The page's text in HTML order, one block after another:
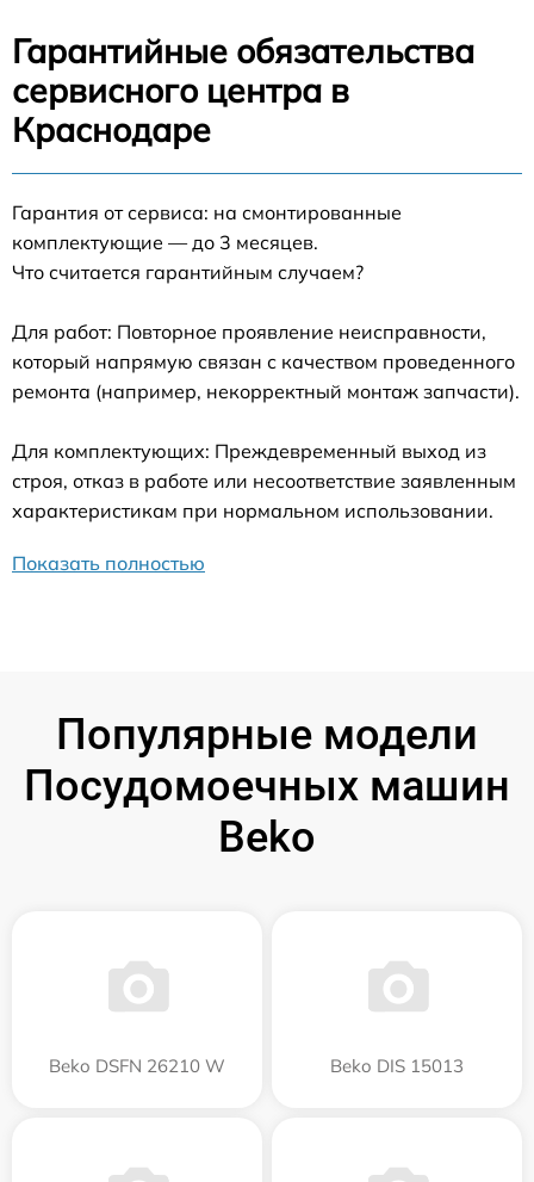
Гарантийные обязательства
сервисного центра в
Краснодаре
Гарантия от сервиса: на смонтированные
комплектующие — до 3 месяцев.
Что считается гарантийным случаем?
Для работ: Повторное проявление неисправности,
который напрямую связан с качеством проведенного
ремонта (например, некорректный монтаж запчасти).
Для комплектующих: Преждевременный выход из
строя, отказ в работе или несоответствие заявленным
характеристикам при нормальном использовании.
Показать полностью
Популярные модели
Посудомоечных машин
Beko
Beko DSFN 26210 W Beko DIS 15013